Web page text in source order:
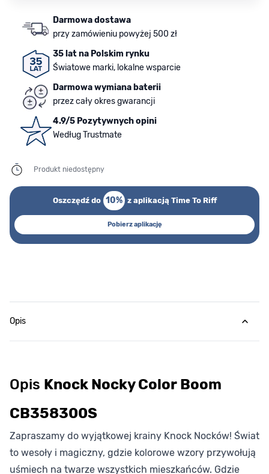
Darmowa dostawa
przy zamówieniu powyżej 500 zł
35 lat na Polskim rynku
Światowe marki, lokalne wsparcie
Darmowa wymiana baterii
przez cały okres gwarancji
4.9/5 Pozytywnych opini
Według Trustmate
Produkt niedostępny
Oszczędź do 10% z aplikacją Time To Riff
Pobierz aplikację
Opis
Opis Knock Nocky Color Boom
CB358300S
Zapraszamy do wyjątkowej krainy Knock Nocków! Świat
to wesoły i magiczny, gdzie kolorowe wzory przywołują
uśmiech na twarze wszystkich mieszkańców. Gdzie